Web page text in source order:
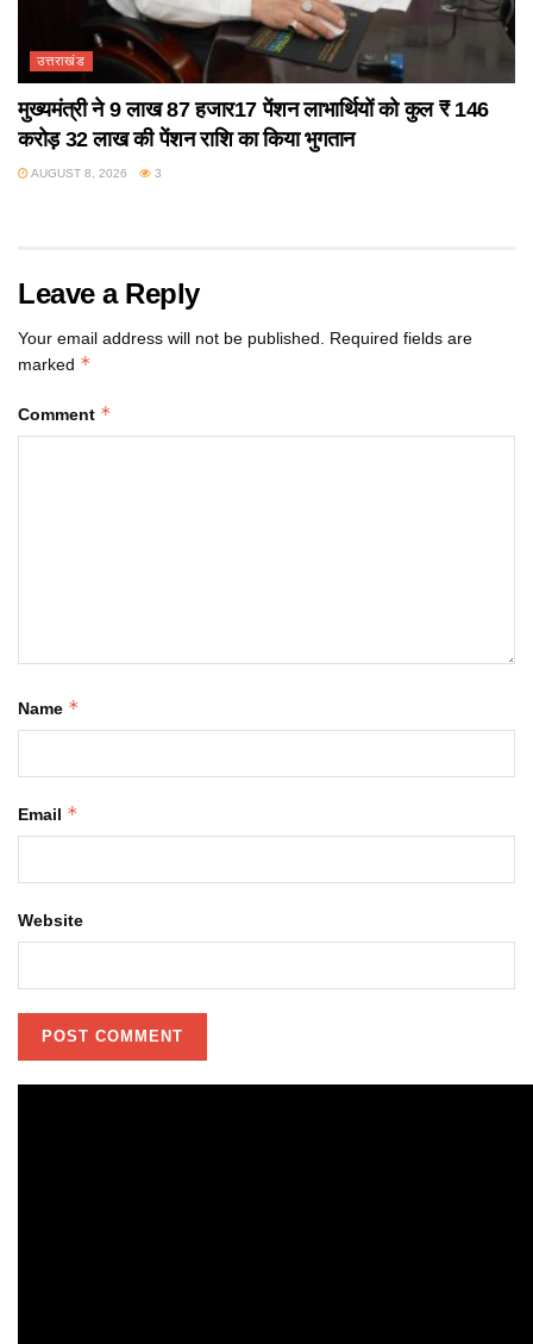
उत्तराखंड
मुख्यमंत्री ने 9 लाख 87 हजार17 पेंशन लाभार्थियों को कुल ₹ 146
करोड़ 32 लाख की पेंशन राशि का किया भुगतान
AUGUST 8, 2026 3
Leave a Reply
Your email address will not be published. Required fields are
marked *
Comment *
Name *
Email *
Website